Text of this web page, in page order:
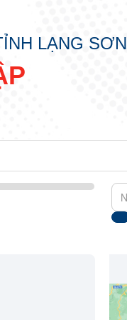
LẠNG SƠN